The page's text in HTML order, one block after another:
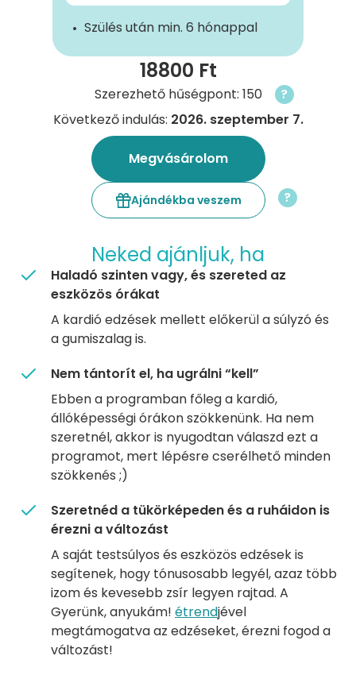
Szülés után min. 6 hónappal
18800 Ft
Szerezhető hűségpont: 150
?
Következő indulás: 2026. szeptember 7.
Megvásárolom
Ajándékba veszem ?
Neked ajánljuk, ha
Haladó szinten vagy, és szereted az
eszközös órákat
A kardió edzések mellett előkerül a súlyzó és
a gumiszalag is.
Nem tántorít el, ha ugrálni “kell”
Ebben a programban főleg a kardió,
állóképességi órákon szökkenünk. Ha nem
szeretnél, akkor is nyugodtan válaszd ezt a
programot, mert lépésre cserélhető minden
szökkenés ;)
Szeretnéd a tükörképeden és a ruháidon is
érezni a változást
A saját testsúlyos és eszközös edzések is
segítenek, hogy tónusosabb legyél, azaz több
izom és kevesebb zsír legyen rajtad. A
Gyerünk, anyukám! étrendjével
megtámogatva az edzéseket, érezni fogod a
változást!